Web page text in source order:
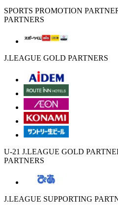
SPORTS PROMOTION
PARTNERS
J.LEAGUE GOLD PARTNERS
U-21 J.LEAGUE GOLD
PARTNERS
J.LEAGUE SUPPORTING